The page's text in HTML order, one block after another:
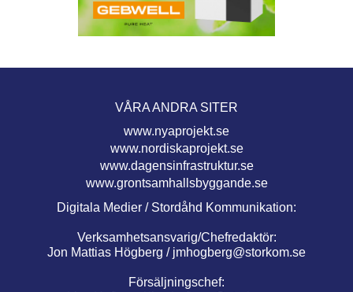
VÅRA ANDRA SITER
www.nyaprojekt.se
www.nordiskaprojekt.se
www.dagensinfrastruktur.se
www.grontsamhallsbyggande.se
Digitala Medier / Stordåhd Kommunikation:
Verksamhetsansvarig/Chefredaktör:
Jon Mattias Högberg / jmhogberg@storkom.se
Försäljningschef: